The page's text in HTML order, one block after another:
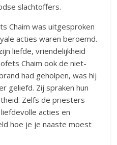
slachtoffers.
Chaim was uitgesproken
acties waren beroemd.
liefde, vriendelijkheid
Chaim ook de niet-
had geholpen, was hij
geliefd. Zij spraken hun
Zelfs de priesters
acties en
hoe je je naaste moest